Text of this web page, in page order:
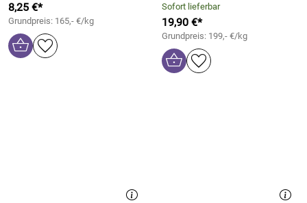
8,25 €*
Grundpreis: 165,- €/kg
Sofort lieferbar
19,90 €*
Grundpreis: 199,- €/kg